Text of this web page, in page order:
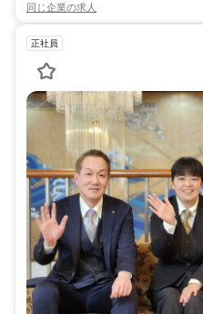
同じ企業の求人
正社員